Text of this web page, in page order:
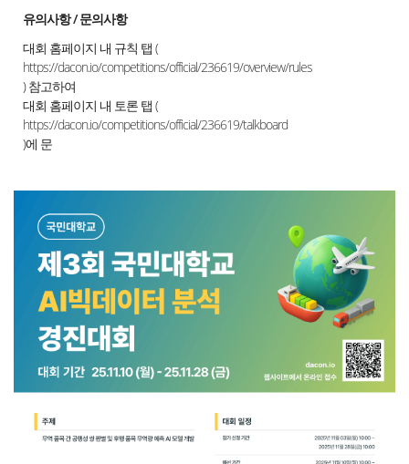
유의사항 / 문의사항
대회 홈페이지 내 규칙 탭 (
https://dacon.io/competitions/official/236619/overview/rules
) 참고하여
대회 홈페이지 내 토론 탭 (
https://dacon.io/competitions/official/236619/talkboard
)에 문